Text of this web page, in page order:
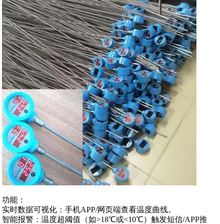
功能‌：
实时数据可视化：手机APP/网页端查看温度曲线。
智能报警：温度超阈值（如>18℃或<10℃）触发短信/APP推